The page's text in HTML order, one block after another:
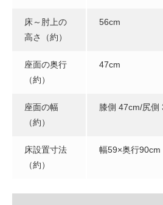
床～肘上の
高さ（約）
56cm
座面の奥行
（約）
47cm
座面の幅
（約）
膝側 47cm/尻側
床設置寸法
（約）
幅59×奥行90cm